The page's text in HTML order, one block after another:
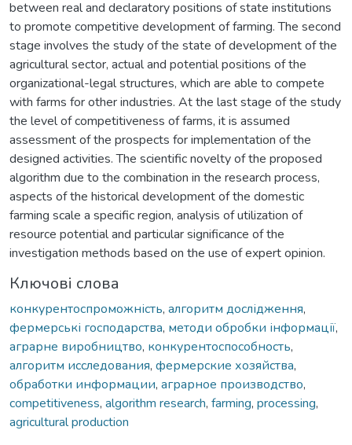
between real and declaratory positions of state institutions
to promote competitive development of farming. The second
stage involves the study of the state of development of the
agricultural sector, actual and potential positions of the
organizational-legal structures, which are able to compete
with farms for other industries. At the last stage of the study
the level of competitiveness of farms, it is assumed
assessment of the prospects for implementation of the
designed activities. The scientific novelty of the proposed
algorithm due to the combination in the research process,
aspects of the historical development of the domestic
farming scale a specific region, analysis of utilization of
resource potential and particular significance of the
investigation methods based on the use of expert opinion.
Ключові слова
конкурентоспроможність, алгоритм дослідження,
фермерські господарства, методи обробки інформації,
аграрне виробництво, конкурентоспособность,
алгоритм исследования, фермерские хозяйства,
обработки информации, аграрное производство,
competitiveness, algorithm research, farming, processing,
agricultural production